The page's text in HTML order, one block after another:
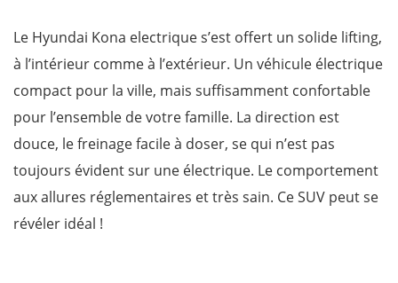
Le Hyundai Kona electrique s’est offert un solide lifting,
à l’intérieur comme à l’extérieur. Un véhicule électrique
compact pour la ville, mais suffisamment confortable
pour l’ensemble de votre famille. La direction est
douce, le freinage facile à doser, se qui n’est pas
toujours évident sur une électrique. Le comportement
aux allures réglementaires et très sain. Ce SUV peut se
révéler idéal !